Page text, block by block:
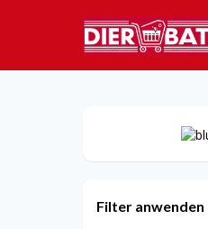
Filter anwenden